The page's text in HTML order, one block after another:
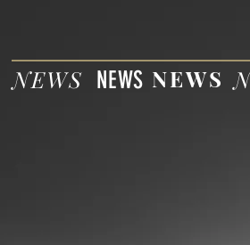
NEWS NEWS NEWS